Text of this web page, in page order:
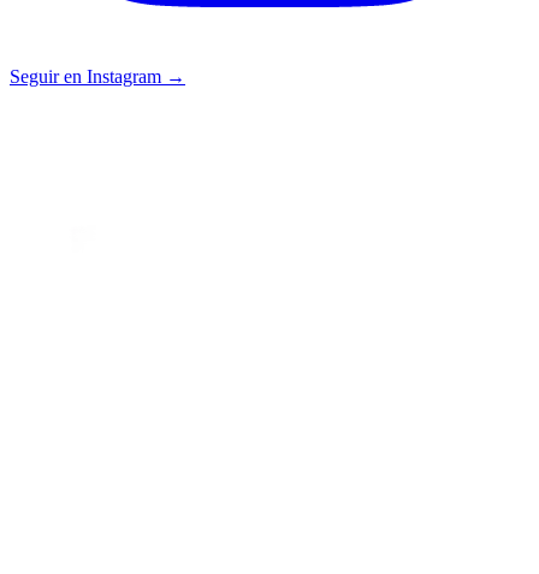
Seguir en Instagram →